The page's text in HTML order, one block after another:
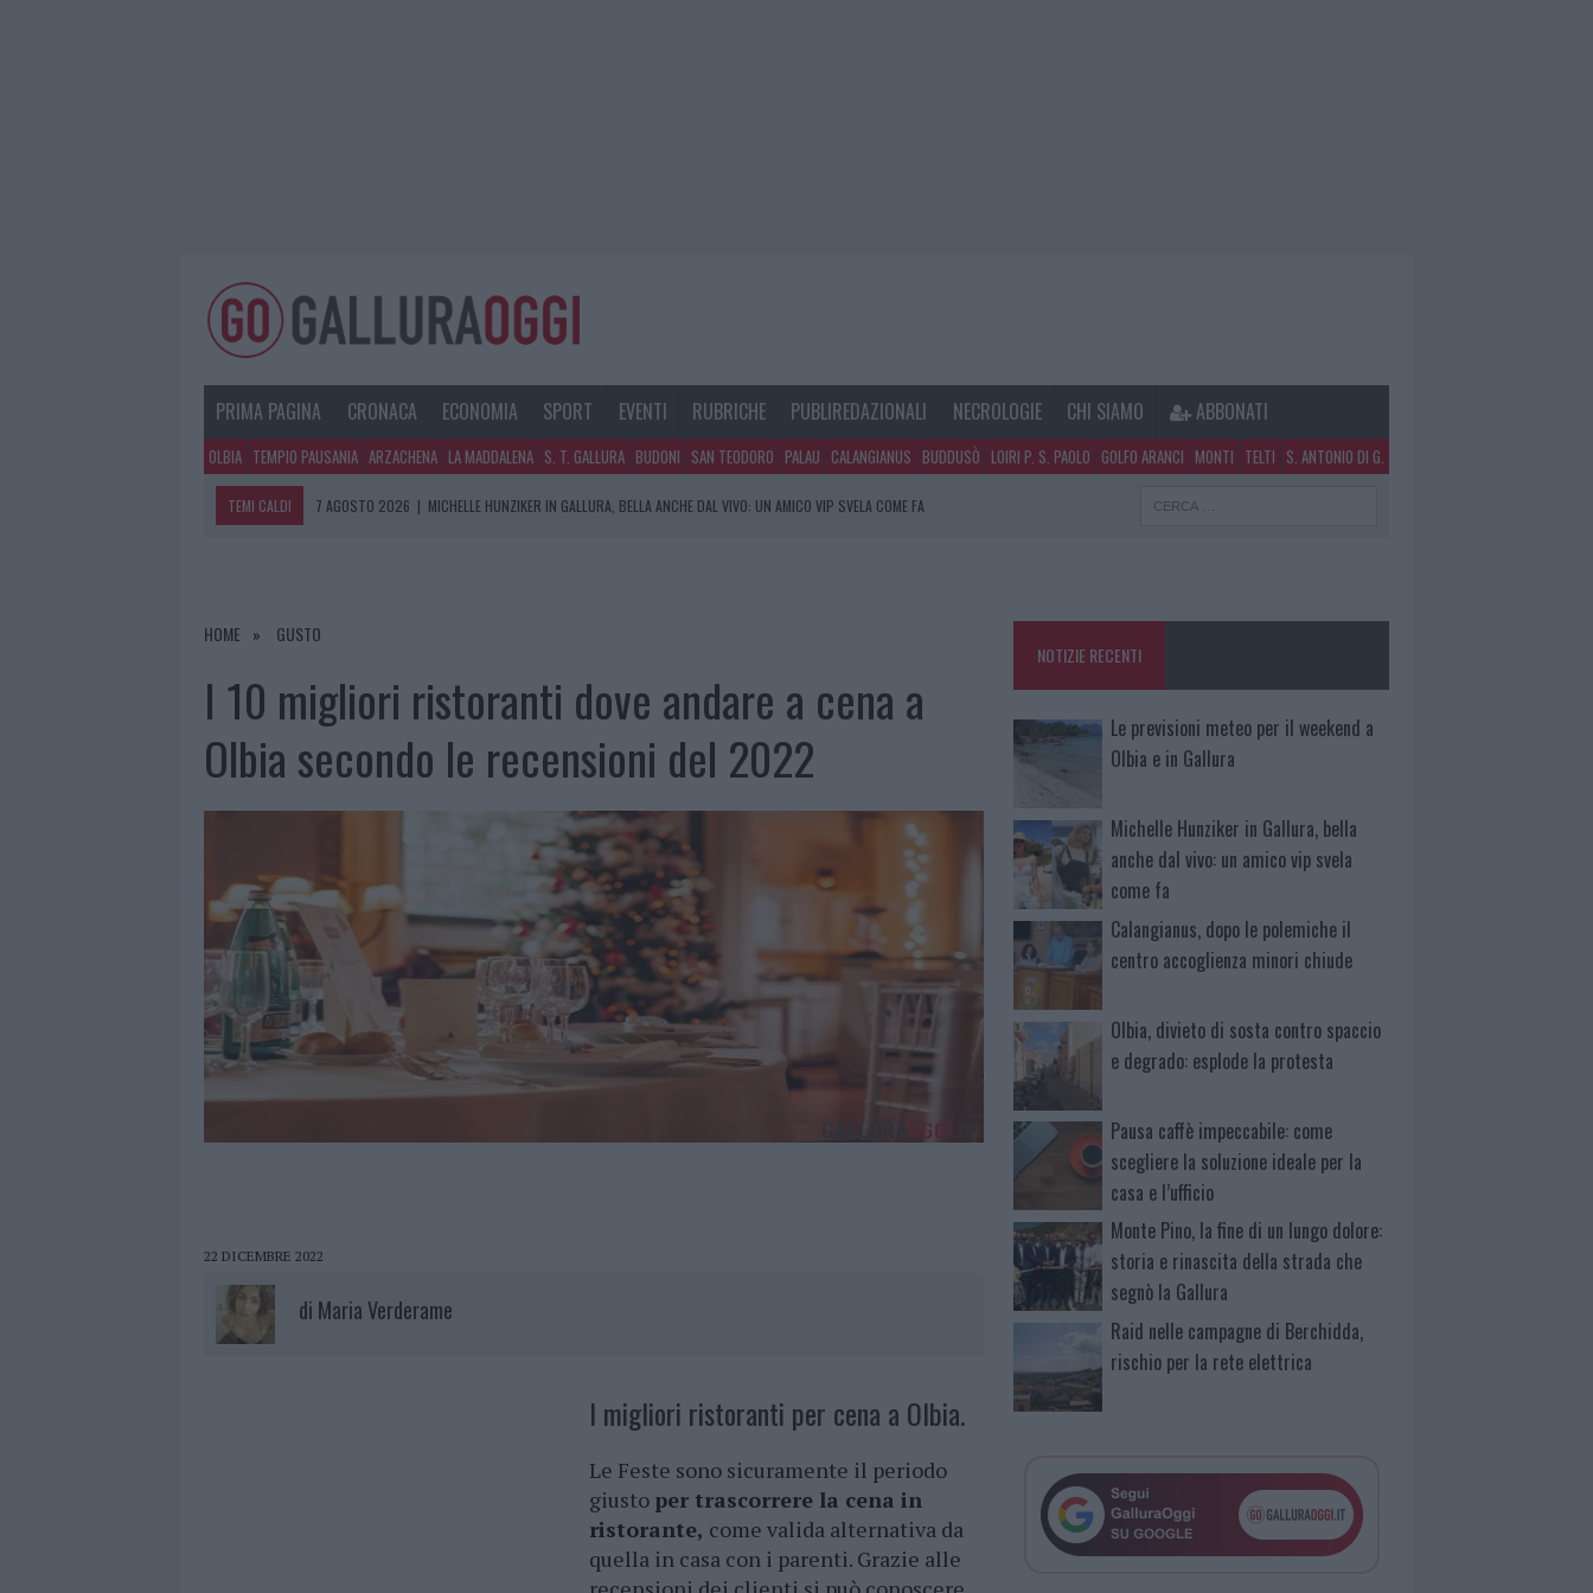
PRIMA PAGINA CRONACA ECONOMIA SPORT EVENTI RUBRICHE PUBLIREDAZIONALI NECROLOGIE CHI SIAMO ABBONATI
OLBIA TEMPIO PAUSANIA ARZACHENA LA MADDALENA S. T. GALLURA BUDONI SAN TEODORO PALAU CALANGIANUS BUDDUSÒ LOIRI P. S. PAOLO GOLFO ARANCI MONTI TELTI S. ANTONIO DI G.
TEMI CALDI 7 AGOSTO 2026 | MICHELLE HUNZIKER IN GALLURA, BELLA ANCHE DAL VIVO: UN AMICO VIP SVELA COME FA
7 AGOSTO 2026
HOME GUSTO
I 10 migliori ristoranti dove andare a cena a
Olbia secondo le recensioni del 2022
22 DICEMBRE 2022
di Maria Verderame
I migliori ristoranti per cena a Olbia.
Le Feste sono sicuramente il periodo
giusto per trascorrere la cena in
ristorante, come valida alternativa da
quella in casa con i parenti. Grazie alle
NOTIZIE RECENTI
Le previsioni meteo per il weekend a
Olbia e in Gallura
Michelle Hunziker in Gallura, bella
anche dal vivo: un amico vip svela
come fa
Calangianus, dopo le polemiche il
centro accoglienza minori chiude
Olbia, divieto di sosta contro spaccio
e degrado: esplode la protesta
Pausa caffè impeccabile: come
scegliere la soluzione ideale per la
casa e l’ufficio
Monte Pino, la fine di un lungo dolore:
storia e rinascita della strada che
segnò la Gallura
Raid nelle campagne di Berchidda,
rischio per la rete elettrica